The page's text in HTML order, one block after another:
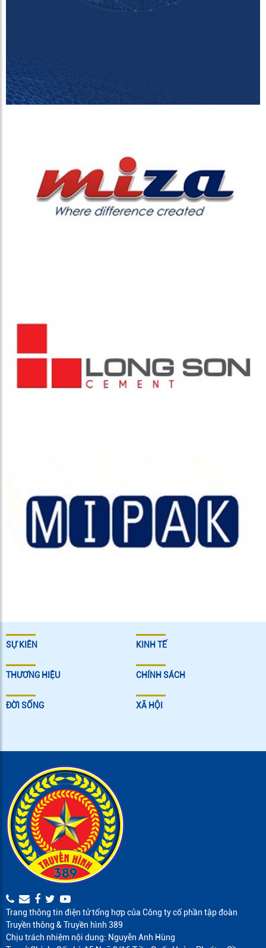
SỰ KIÊN KINH TẾ
THƯƠNG HIỆU CHÍNH SÁCH
ĐỜI SỐNG XÃ HỘI
Trang thông tin điện tử tổng hợp của Công ty cổ phần tập đoàn
Truyền thông & Truyền hình 389
Chịu trách nhiệm nội dung: Nguyễn Anh Hùng